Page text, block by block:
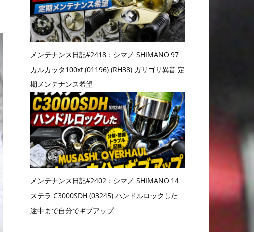
メンテナンス日記#2418：シマノ SHIMANO 97
カルカッタ100xt (01196) (RH38) ガリゴリ異音 定
期メンテナンス希望
メンテナンス日記#2402：シマノ SHIMANO 14
ステラ C3000SDH (03245) ハンドルロックした
途中まで自分でギブアップ